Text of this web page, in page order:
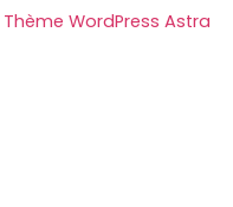
Thème WordPress Astra